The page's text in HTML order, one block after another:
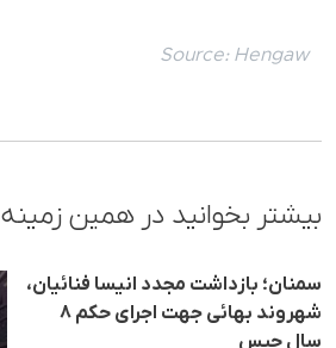
Source: Hengaw
بیشتر بخوانید در همین زمینه
سمنان؛ بازداشت مجدد انیسا فنائیان،
شهروند بهائی جهت اجرای حکم ۸
سال حبس